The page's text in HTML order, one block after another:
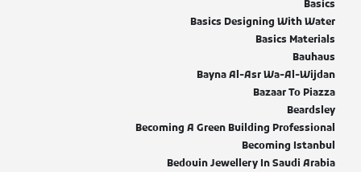
Basics
Basics Designing With Water
Basics Materials
Bauhaus
Bayna Al-Asr Wa-Al-Wijdan
Bazaar To Piazza
Beardsley
Becoming A Green Building Professional
Becoming Istanbul
Bedouin Jewellery In Saudi Arabia